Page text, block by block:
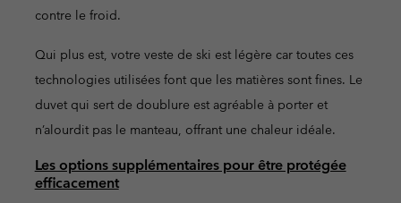
contre le froid.
Qui plus est, votre veste de ski est légère car toutes ces
technologies utilisées font que les matières sont fines. Le
duvet qui sert de doublure est agréable à porter et
n’alourdit pas le manteau, offrant une chaleur idéale.
Les options supplémentaires pour être protégée
efficacement